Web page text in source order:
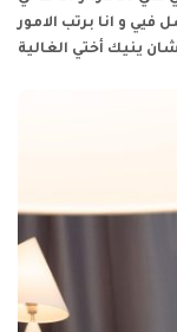
و انا برتب الامور